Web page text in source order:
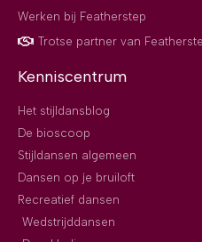
Werken bij Featherstep
Trotse partner van
Kenniscentrum
Het stijldansblog
De bioscoop
Stijldansen algemeen
Dansen op je bruiloft
Recreatief dansen
Wedstrijddansen